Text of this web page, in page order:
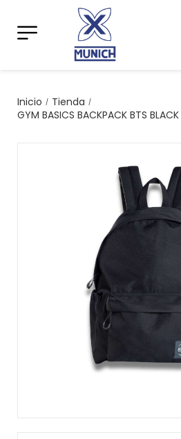
Inicio / Tienda /
GYM BASICS BACKPACK BTS